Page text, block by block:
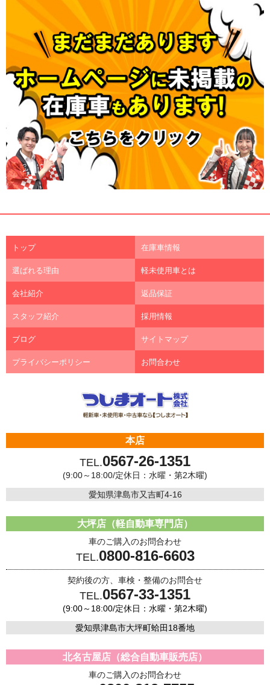
トップ 在庫車情報
選ばれる理由 軽未使用車とは
会社紹介 返品保証
スタッフ紹介 採用情報
ブログ サイトマップ
プライバシーポリシー お問合わせ
本店
TEL.0567-26-1351
(9:00～18:00/定休日：水曜・第2木曜)
愛知県津島市又吉町4-16
大坪店（軽自動車専門店）
車のご購入のお問合わせ
TEL.0800-816-6603
契約後の方、車検・整備のお問合せ
TEL.0567-33-1351
(9:00～18:00/定休日：水曜・第2木曜)
愛知県津島市大坪町蛤田18番地
北名古屋店（総合自動車販売店）
車のご購入のお問合わせ